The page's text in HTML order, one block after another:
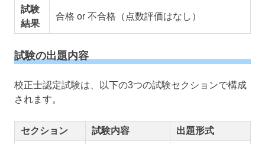
試験
結果
合格 or 不合格（点数評価はなし）
試験の出題内容
校正士認定試験は、以下の3つの試験セクションで構成
されます。
セクション 試験内容 出題形式